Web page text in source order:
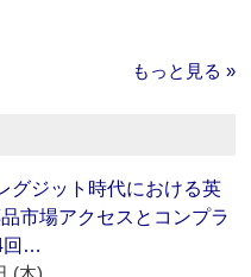
もっと見る »
グジット時代における英
市場アクセスとコンプラ
回…